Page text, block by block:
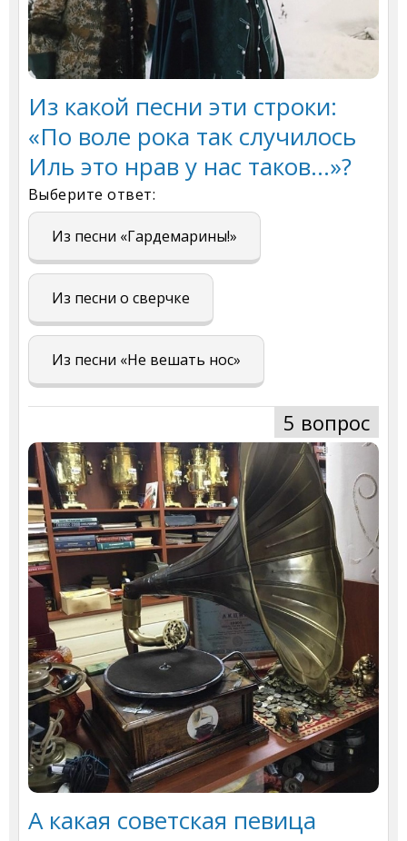
Из какой песни эти строки:
«По воле рока так случилось
Иль это нрав у нас таков…»?
Выберите ответ:
Из песни «Гардемарины!»
Из песни о сверчке
Из песни «Не вешать нос»
5 вопрос
А какая советская певица